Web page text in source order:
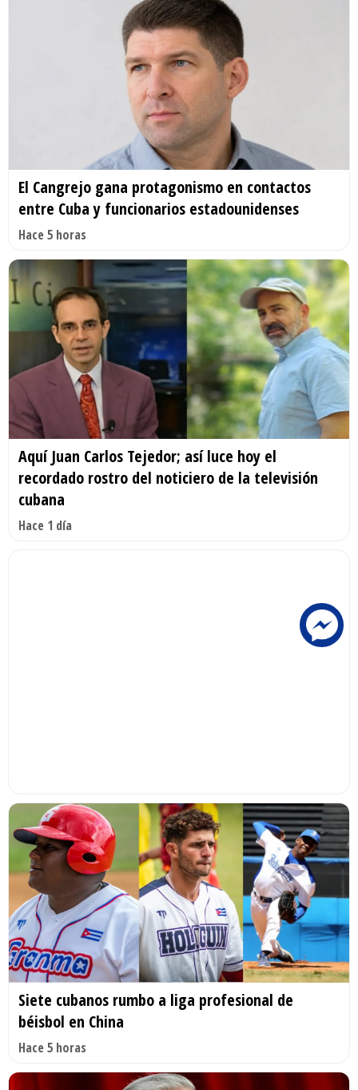
El Cangrejo gana protagonismo en contactos
entre Cuba y funcionarios estadounidenses
Hace 5 horas
Aquí Juan Carlos Tejedor; así luce hoy el
recordado rostro del noticiero de la televisión
cubana
Hace 1 día
Siete cubanos rumbo a liga profesional de
béisbol en China
Hace 5 horas